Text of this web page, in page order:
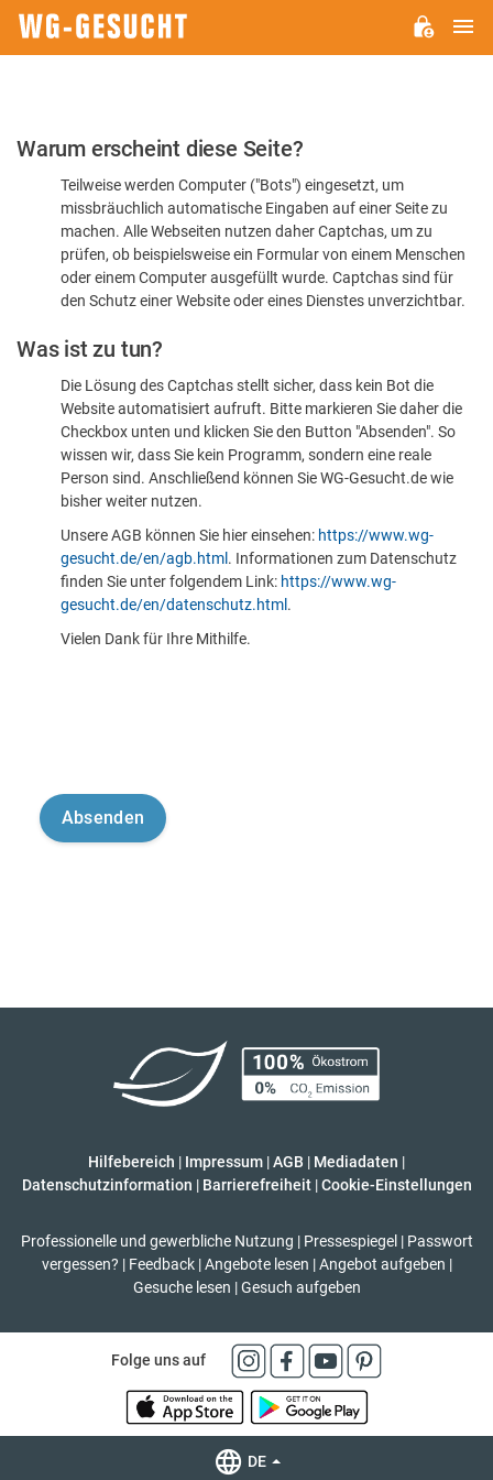
Bitte
dass
sind
Warum erscheint diese Seite?
Teilweise werden Computer ("Bots") eingesetzt, um
missbräuchlich automatische Eingaben auf einer Seite zu
machen. Alle Webseiten nutzen daher Captchas, um zu
prüfen, ob beispielsweise ein Formular von einem Menschen
oder einem Computer ausgefüllt wurde. Captchas sind für
den Schutz einer Website oder eines Dienstes unverzichtbar.
Was ist zu tun?
Die Lösung des Captchas stellt sicher, dass kein Bot die
Website automatisiert aufruft. Bitte markieren Sie daher die
Checkbox unten und klicken Sie den Button "Absenden". So
wissen wir, dass Sie kein Programm, sondern eine reale
Person sind. Anschließend können Sie WG-Gesucht.de wie
bisher weiter nutzen.
Unsere AGB können Sie hier einsehen: https://www.wg-
gesucht.de/en/agb.html . Informationen zum Datenschutz
finden Sie unter folgendem Link: https://www.wg-
gesucht.de/en/datenschutz.html .
Vielen Dank für Ihre Mithilfe.
Hilfebereich | Impressum |AGB | Mediadaten |
Datenschutzinformation | Barrierefreiheit | Cookie-Einstellungen
Professionelle und gewerbliche Nutzung | Pressespiegel | Passwort
vergessen? | Feedback | Angebote lesen | Angebot aufgeben |
Gesuche lesen | Gesuch aufgeben
Folge uns auf
DE